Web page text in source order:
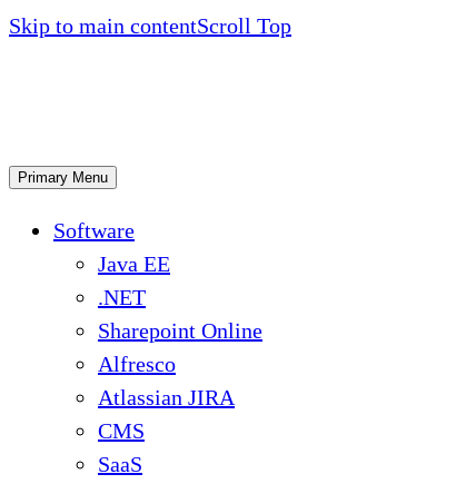
Skip to main contentScroll Top
Primary Menu
Software
Java EE
.NET
Sharepoint Online
Alfresco
Atlassian JIRA
CMS
SaaS